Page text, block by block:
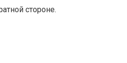
стороне.